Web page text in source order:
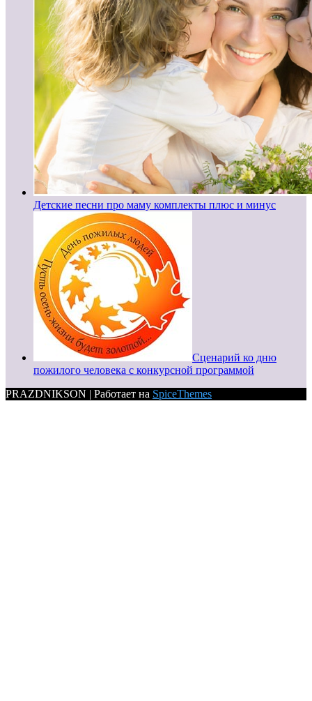
Детские песни про маму комплекты плюс и минус
Сценарий ко дню
пожилого человека с конкурсной программой
PRAZDNIKSON | Работает на SpiceThemes